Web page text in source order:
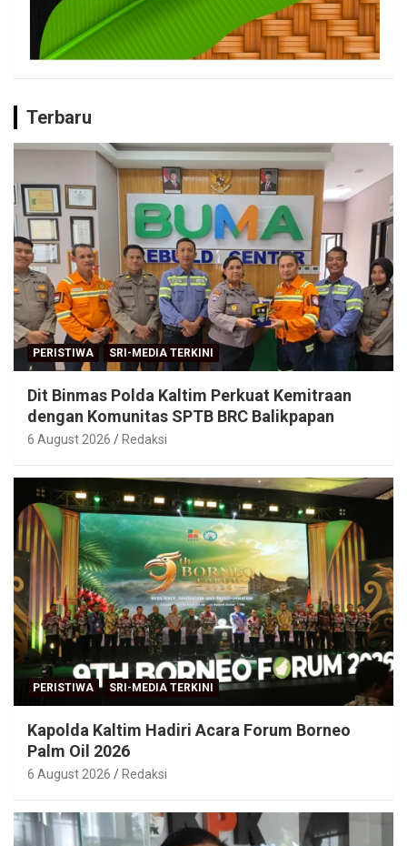
Terbaru
PERISTIWA SRI-MEDIA TERKINI
Dit Binmas Polda Kaltim Perkuat Kemitraan
dengan Komunitas SPTB BRC Balikpapan
6 August 2026 Redaksi
PERISTIWA SRI-MEDIA TERKINI
Kapolda Kaltim Hadiri Acara Forum Borneo
Palm Oil 2026
6 August 2026 Redaksi